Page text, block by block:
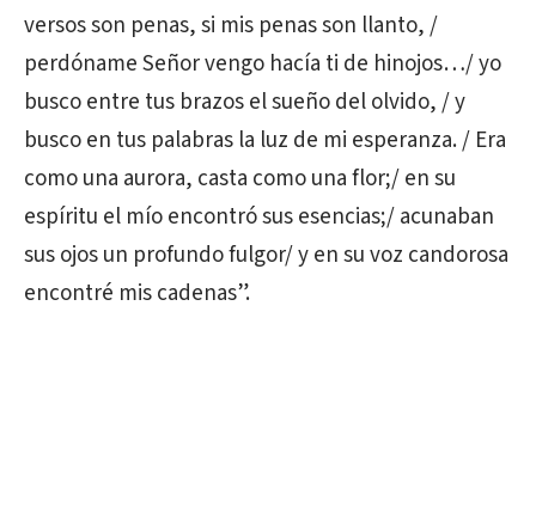
versos son penas, si mis penas son llanto, /
perdóname Señor vengo hacía ti de hinojos…/ yo
busco entre tus brazos el sueño del olvido, / y
busco en tus palabras la luz de mi esperanza. / Era
como una aurora, casta como una flor;/ en su
espíritu el mío encontró sus esencias;/ acunaban
sus ojos un profundo fulgor/ y en su voz candorosa
encontré mis cadenas”.